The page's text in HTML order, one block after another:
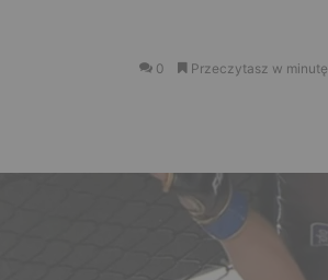
0 Przeczytasz w minutę